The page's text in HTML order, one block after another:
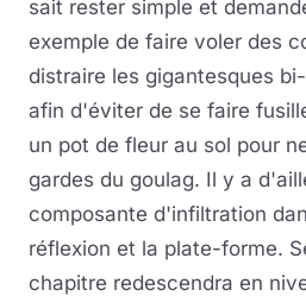
sait rester simple et
exemple de faire voler des
distraire les gigantesques
afin d'éviter de se faire
un pot de fleur au sol pour
gardes du goulag. Il y a
composante d'infiltration
réflexion et la plate-forme.
chapitre redescendra en